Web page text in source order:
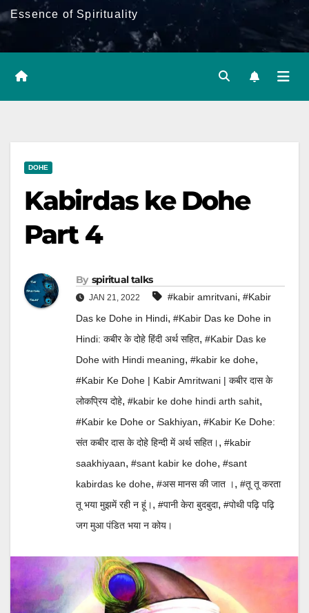
Essence of Spirituality
DOHE
Kabirdas ke Dohe
Part 4
By spiritual talks
JAN 21, 2022 #kabir amritvani, #Kabir
Das ke Dohe in Hindi, #Kabir Das ke Dohe in
Hindi: कबीर के दोहे हिंदी अर्थ सहित, #Kabir Das ke
Dohe with Hindi meaning, #kabir ke dohe,
#Kabir Ke Dohe | Kabir Amritwani | कबीर दास के
लोकप्रिय दोहे, #kabir ke dohe hindi arth sahit,
#Kabir ke Dohe or Sakhiyan, #Kabir Ke Dohe:
संत कबीर दास के दोहे हिन्दी में अर्थ सहित।, #kabir
saakhiyaan, #sant kabir ke dohe, #sant
kabirdas ke dohe, #अस मानस की जात ।, #तू तू करता
तू भया मुझमें रही न हूं।, #पानी केरा बुदबुदा, #पोथी पढ़ि पढ़ि
जग मुआ पंडित भया न कोय।